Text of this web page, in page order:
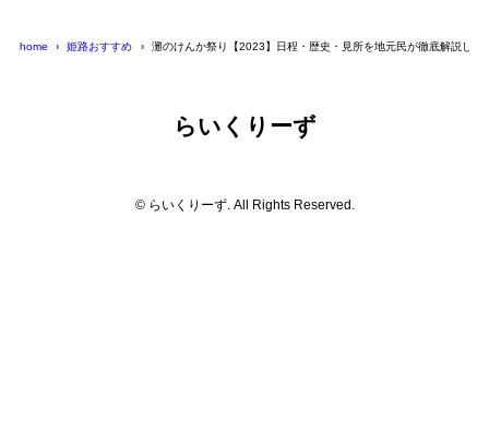
home 姫路おすすめ 灘のけんか祭り【2023】日程・歴史・見所を地元民が徹底解説しま
らいくりーず
© らいくりーず. All Rights Reserved.